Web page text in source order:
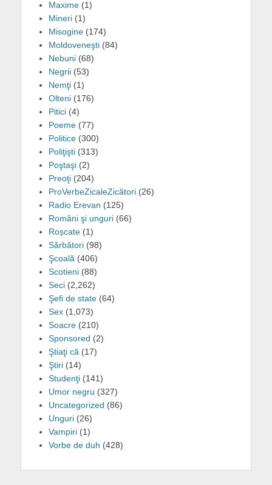
Maxime (1)
Mineri (1)
Misogine (174)
Moldoveneşti (84)
Nebuni (68)
Negrii (53)
Nemţi (1)
Olteni (176)
Pitici (4)
Poeme (77)
Politice (300)
Poliţişti (313)
Poştaşi (2)
Preoţi (204)
ProVerbeZicaleZicători (26)
Radio Erevan (125)
Români şi unguri (66)
Roșcate (1)
Sărbători (98)
Şcoală (406)
Scotieni (88)
Seci (2,262)
Şefi de state (64)
Sex (1,073)
Soacre (210)
Sponsored (2)
Ştiaţi că (17)
Ştiri (14)
Studenţi (141)
Umor negru (327)
Uncategorized (86)
Unguri (26)
Vampiri (1)
Vorbe de duh (428)